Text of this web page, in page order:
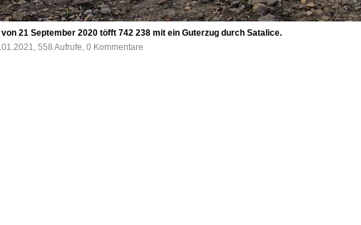
21 September 2020 töfft 742 238 mit ein Guterzug durch Satalice.
558 Aufrufe, 0 Kommentare